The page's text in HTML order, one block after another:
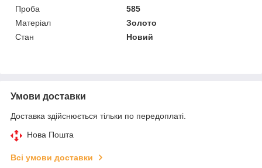
Проба
585
Матеріал
Золото
Стан
Новий
Умови доставки
Доставка здійснюється тільки по передоплаті.
Нова Пошта
Всі умови доставки